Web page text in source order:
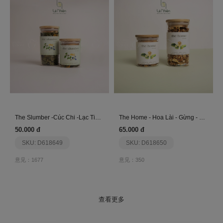
50.000 đ
SKU: D618649
意见：1677
65.000 đ
SKU: D618650
意见：350
查看更多